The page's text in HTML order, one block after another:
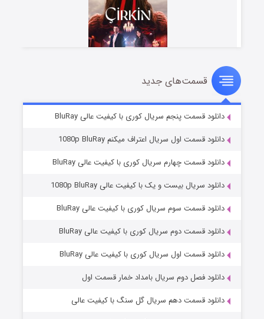
سریال زشت
قسمت۵ (زیرنویس) منتشر شد
وستی ها
قسمت۱ (زیرنویس) منتشر شد
قسمت‌های جدید
دانلود قسمت پنجم سریال کوری با کیفیت عالی BluRay
دانلود قسمت اول سریال اعتراف میکنم 1080p BluRay
دانلود قسمت چهارم سریال کوری با کیفیت عالی BluRay
دانلود سریال بیست و یک با کیفیت عالی 1080p BluRay
دانلود قسمت سوم سریال کوری با کیفیت عالی BluRay
دانلود قسمت دوم سریال کوری با کیفیت عالی BluRay
دانلود قسمت اول سریال کوری با کیفیت عالی BluRay
دانلود فصل دوم سریال بامداد خمار قسمت اول
دانلود قسمت دهم سریال گل سنگ با کیفیت عالی